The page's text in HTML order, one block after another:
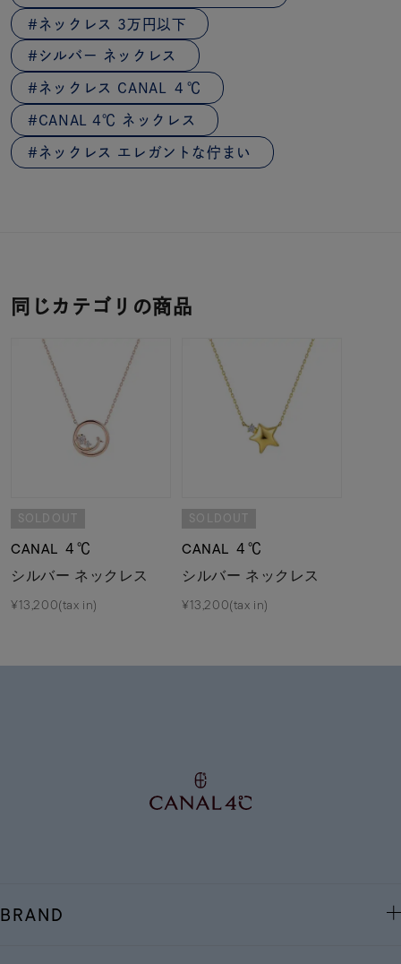
ネックレス 3万円以下
シルバー ネックレス
ネックレス CANAL ４℃
CANAL 4℃ ネックレス
ネックレス エレガントな佇まい
同じカテゴリの商品
SOLDOUT
CANAL ４℃
シルバー ネックレス
¥13,200(tax in)
SOLDOUT
CANAL ４℃
シルバー ネックレス
¥13,200(tax in)
BRAND